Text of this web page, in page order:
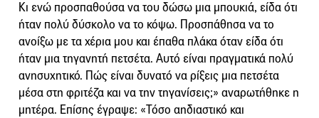
Κι ενώ προσπαθούσα να του δώσω μια μπουκιά, είδα ότι
ήταν πολύ δύσκολο να το κόψω. Προσπάθησα να το
ανοίξω με τα χέρια μου και έπαθα πλάκα όταν είδα ότι
ήταν μια τηγανητή πετσέτα. Αυτό είναι πραγματικά πολύ
ανησυχητικό. Πώς είναι δυνατό να ρίξεις μια πετσέτα
μέσα στη φριτέζα και να την τηγανίσεις;» αναρωτήθηκε η
μητέρα. Επίσης έγραψε: «Τόσο αηδιαστικό και